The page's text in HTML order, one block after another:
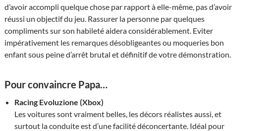
d’avoir accompli quelque chose par rapport à elle-même, pas d’avoir
réussi un objectif du jeu. Rassurer la personne par quelques
compliments sur son habileté aidera considérablement. Eviter
impérativement les remarques désobligeantes ou moqueries bon
enfant sous peine d’arrêt brutal et définitif de votre démonstration.
Pour convaincre Papa…
Racing Evoluzione (Xbox)
Les voitures sont vraiment belles, les décors réalistes aussi, et
surtout la conduite est d’une facilité déconcertante. Idéal pour